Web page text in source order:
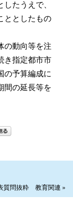
たうえで、
ととしたもの
の動向等を注
き指定都市市
の予算編成に
間の延長等を
質問抜粋 教育関連 »